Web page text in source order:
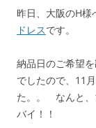
昨日、大阪のH様
ドレスです。
納品日のご希望
でしたので、11
た。。 なんと、
バイ！！